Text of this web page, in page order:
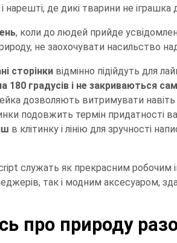
нарешті, де дикі тварини не
, коли до людей прийде
не заохочувати насильство
сторінки відмінно підійдуть для
180 градусів і не закриваються
дозволяють витримувати
подовжить термін придатності
в клітинку і лінію для зручності
служать як прекрасним робочим
так і модним аксесуаром,
про природу